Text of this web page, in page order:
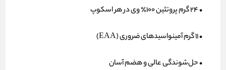
• ۲۴ گرم پروتئین ۱۰۰٪ وی در هر اسکوپ
• ۱۱ گرم آمینواسیدهای ضروری (EAA)
• حل‌شوندگی عالی و هضم آسان